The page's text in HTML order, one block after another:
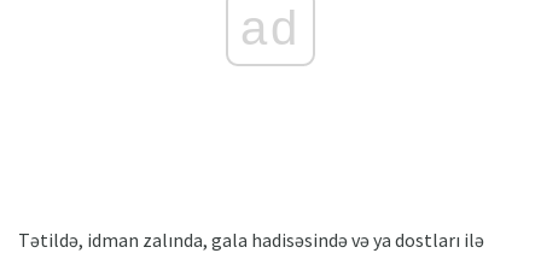
ad
Tətildə, idman zalında, gala hadisəsində və ya dostları ilə